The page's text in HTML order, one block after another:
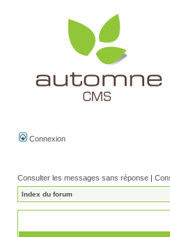
Connexion
Consulter les messages sans réponse |
Index du forum